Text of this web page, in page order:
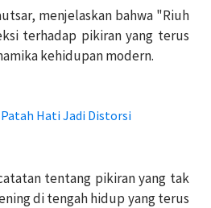
menjelaskan bahwa "Riuh
terhadap pikiran yang terus
kehidupan modern.
Hati Jadi Distorsi
tentang pikiran yang tak
di tengah hidup yang terus